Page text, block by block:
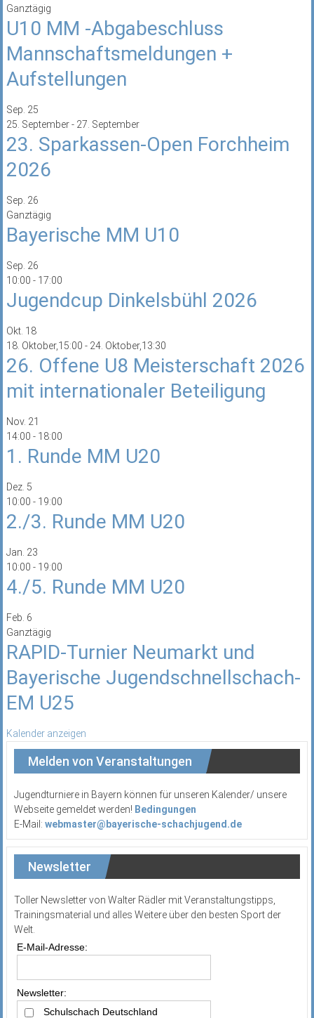
Ganztägig
U10 MM -Abgabeschluss
Mannschaftsmeldungen +
Aufstellungen
Sep. 25
25. September- 27. September
23. Sparkassen-Open Forchheim
2026
Sep. 26
Ganztägig
Bayerische MM U10
Sep. 26
10:00 - 17:00
Jugendcup Dinkelsbühl 2026
Okt. 18
18. Oktober,15:00 - 24. Oktober,13:30
26. Offene U8 Meisterschaft 2026
mit internationaler Beteiligung
Nov. 21
14:00 - 18:00
1. Runde MM U20
Dez. 5
10:00 - 19:00
2./3. Runde MM U20
Jan. 23
10:00 - 19:00
4./5. Runde MM U20
Feb. 6
Ganztägig
RAPID-Turnier Neumarkt und
Bayerische Jugendschnellschach-
EM U25
Kalender anzeigen
Melden von Veranstaltungen
Jugendturniere in Bayern können für unseren Kalender/ unsere
Webseite gemeldet werden! Bedingungen
E-Mail: webmaster@bayerische-schachjugend.de
Newsletter
Toller Newsletter von Walter Rädler mit Veranstaltungstipps,
Trainingsmaterial und alles Weitere über den besten Sport der
Welt.
E-Mail-Adresse:
Newsletter:
Schulschach Deutschland